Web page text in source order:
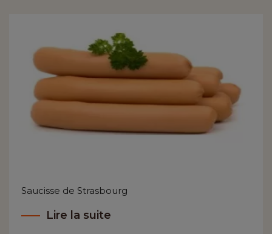
Saucisse de Strasbourg
Lire la suite